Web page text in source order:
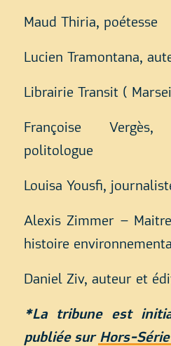
Maud Thiria, poétesse
Lucien Tramontana,
Librairie Transit (
Françoise
politologue
Louisa Yousfi,
Alexis Zimmer –
histoire
Daniel Ziv, auteur et
*La tribune est
publiée sur Hors-Série